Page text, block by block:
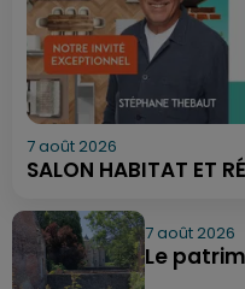
7 août 2026
SALON HABITAT ET
7 août 2026
Le